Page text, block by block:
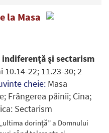
la Masa
şi sectarism
10.14-22; 11.23-30; 2
cheie: Masa
Frângerea pâinii; Cina;
Sectarism
dorinţă” a Domnului